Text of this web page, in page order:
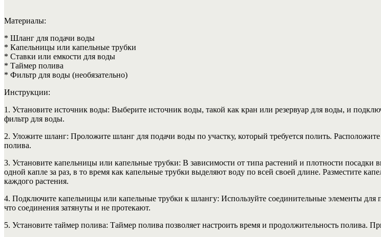
Материалы:
* Шланг для подачи воды
* Капельницы или капельные трубки
* Ставки или емкости для воды
* Таймер полива
* Фильтр для воды (необязательно)
Инструкции:
1. Установите источник воды: Выберите источник воды, такой как кран или резервуар для воды, и
фильтр для воды.
2. Уложите шланг: Проложите шланг для подачи воды по участку, который требуется полить.
полива.
3. Установите капельницы или капельные трубки: В зависимости от типа растений и плотности
одной капле за раз, в то время как капельные трубки выделяют воду по всей своей длине. Разместите
каждого растения.
4. Подключите капельницы или капельные трубки к шлангу: Используйте соединительные элементы
что соединения затянуты и не протекают.
5. Установите таймер полива: Таймер полива позволяет настроить время и продолжительность полива.